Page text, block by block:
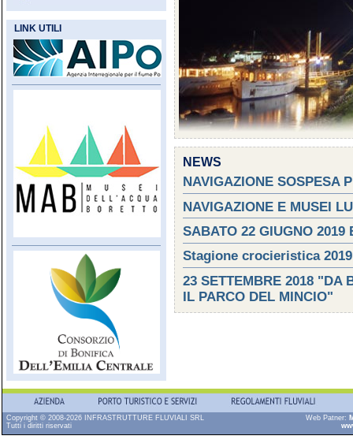
LINK UTILI
NEWS
NAVIGAZIONE SOSPESA
NAVIGAZIONE E MUSEI
SABATO 22 GIUGNO 2019
Stagione crocieristica 2019
23 SETTEMBRE 2018 "DA
IL PARCO DEL MINCIO"
Copyright © 2008-2026 INFRASTRUTTURE FLUVIALI SRL
Tutti i diritti riservati
Web Patner: